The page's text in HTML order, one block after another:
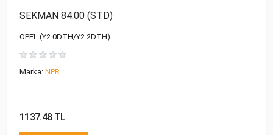
SEKMAN 84.00 (STD)
OPEL (Y2.0DTH/Y2.2DTH)
Marka: NPR
1137.48 TL